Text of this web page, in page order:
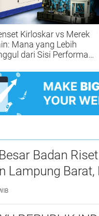
Kirloskar vs Merek
Mana yang Lebih
dari Sisi Performa,
Badan
Lampung Barat,
INDONESIA KE-81